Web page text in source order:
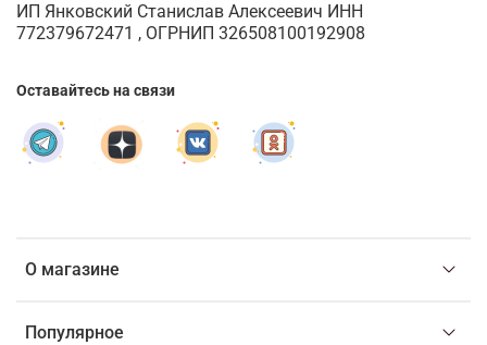
О магазине
Популярное
ИП Янковский Станислав Алексеевич ИНН
772379672471 , ОГРНИП 326508100192908
Оставайтесь на связи